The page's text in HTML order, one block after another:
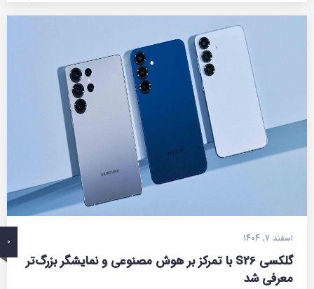
0 اسفند 7, 1404
گلکسی S26 با تمرکز بر هوش مصنوعی و نمایشگر بزرگ‌تر
معرفی شد